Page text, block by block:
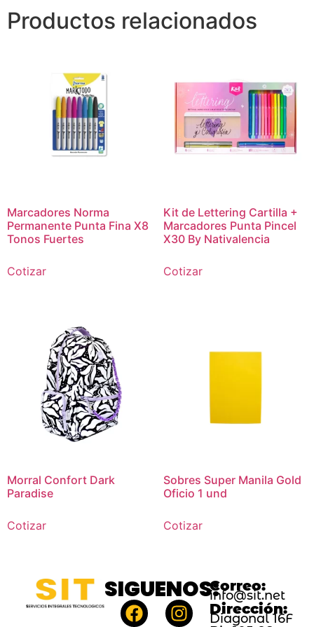
Productos relacionados
Marcadores Norma
Permanente Punta Fina X8
Tonos Fuertes
Cotizar
Kit de Lettering Cartilla +
Marcadores Punta Pincel
X30 By Nativalencia
Cotizar
Morral Confort Dark
Paradise
Cotizar
Sobres Super Manila Gold
Oficio 1 und
Cotizar
SIGUENOS:Correo:
info@sit.net
Dirección:
Diagonal 16F